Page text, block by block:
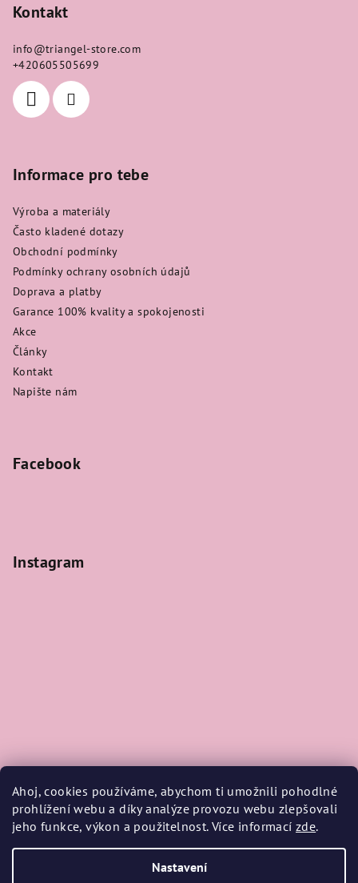
Ahoj, cookies používáme, abychom ti umožnili pohodlné
prohlížení webu a díky analýze provozu webu zlepšovali
jeho funkce, výkon a použitelnost. Více informací zde.
Nastavení
Kontakt
info@triangel-store.com
+420605505699
Informace pro tebe
Výroba a materiály
Často kladené dotazy
Obchodní podmínky
Podmínky ochrany osobních údajů
Doprava a platby
Garance 100% kvality a spokojenosti
Akce
Články
Kontakt
Napište nám
Facebook
Instagram
Sledovat na Instagramu